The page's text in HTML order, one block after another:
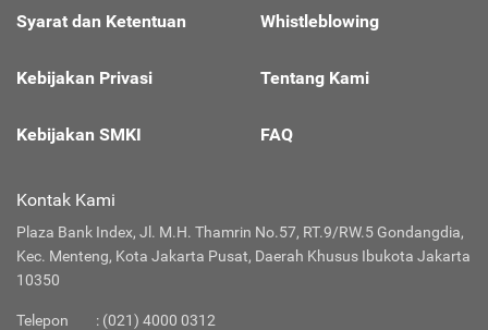
Syarat dan Ketentuan
Kebijakan Privasi
Kebijakan SMKI
Whistleblowing
Tentang Kami
FAQ
Kontak Kami
Plaza Bank Index, Jl. M.H. Thamrin No.57, RT.9/RW.5 Gondangdia,
Kec. Menteng, Kota Jakarta Pusat, Daerah Khusus Ibukota Jakarta
10350
Telepon : (021) 4000 0312